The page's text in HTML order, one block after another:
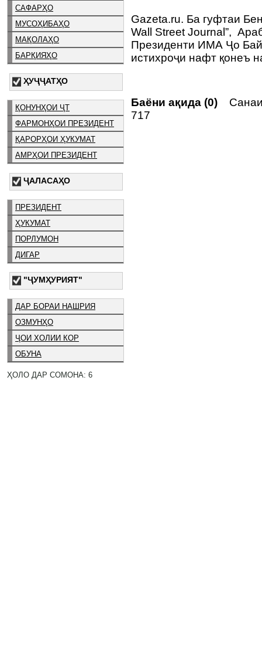
САФАРҲО
МУСОҲИБАҲО
МАҚОЛАҲО
БАРҚИЯҲО
ҲУҶҶАТҲО
ҚОНУНҲОИ ҶТ
ФАРМОНҲОИ ПРЕЗИДЕНТ
ҚАРОРҲОИ ҲУКУМАТ
АМРҲОИ ПРЕЗИДЕНТ
ҶАЛАСАҲО
ПРЕЗИДЕНТ
ҲУКУМАТ
ПОРЛУМОН
ДИГАР
"ҶУМҲУРИЯТ"
ДАР БОРАИ НАШРИЯ
ОЗМУНҲО
ҶОИ ХОЛИИ КОР
ОБУНА
ҲОЛО ДАР СОМОНА: 6
Gazeta.ru. Ба гуфтаи
Wall Street Journal”,
Президенти ИМА Ҷо
истихроҷи нафт қонеъ
Баёни ақида (0)
717